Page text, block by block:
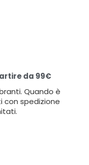
da 99€
Quando è
con spedizione